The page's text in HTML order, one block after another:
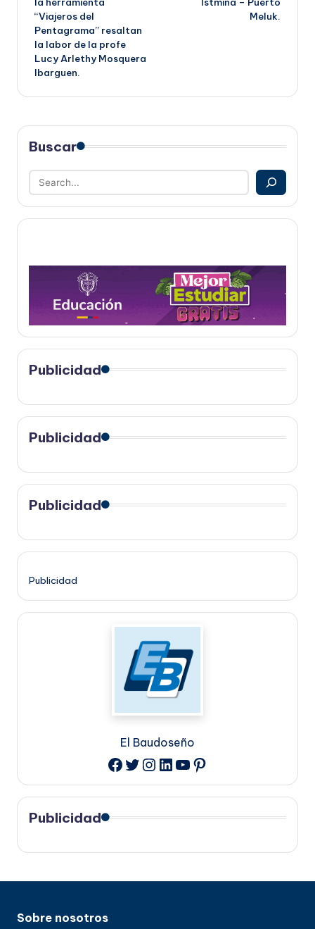
entradas
“Viajeros del
Pentagrama” resaltan
la labor de la profe
Lucy Arlethy Mosquera
Ibarguen.
Meluk.
Buscar
Publicidad
Publicidad
Publicidad
Publicidad
El Baudoseño
Facebook
Twitter
Instagram
LinkedIn
YouTube
Pinterest
Publicidad
Sobre nosotros